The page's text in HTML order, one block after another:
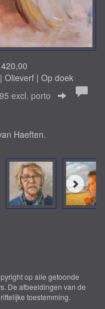
Olieverf | Op doek
excl. porto
Haeften.
op alle getoonde
De afbeeldingen van de
toestemming.